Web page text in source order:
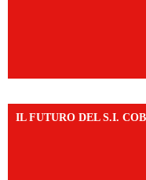
IL FUTURO DEL S.I.